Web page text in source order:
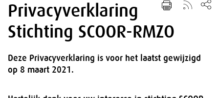
Privacyverklaring
Stichting SCOOR-RMZO
Deze Privacyverklaring is voor het laatst gewijzigd
op 8 maart 2021.